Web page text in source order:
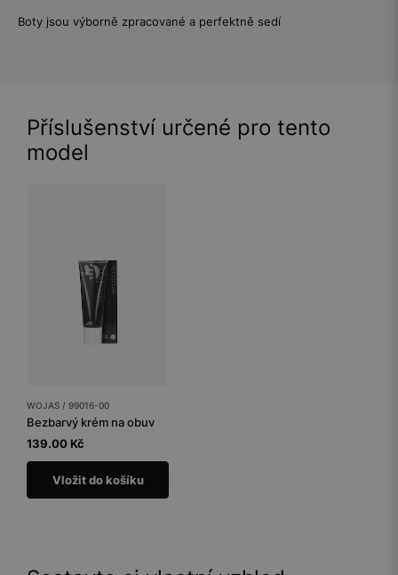
Boty jsou výborně zpracované a perfektně sedí
Příslušenství určené pro tento
model
WOJAS / 99016-00
Bezbarvý krém na obuv
139.00 Kč
Vložit do košíku